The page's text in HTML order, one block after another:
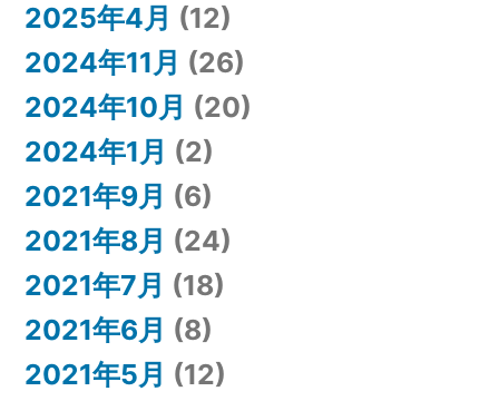
2025年4月 (12)
2024年11月 (26)
2024年10月 (20)
2024年1月 (2)
2021年9月 (6)
2021年8月 (24)
2021年7月 (18)
2021年6月 (8)
2021年5月 (12)